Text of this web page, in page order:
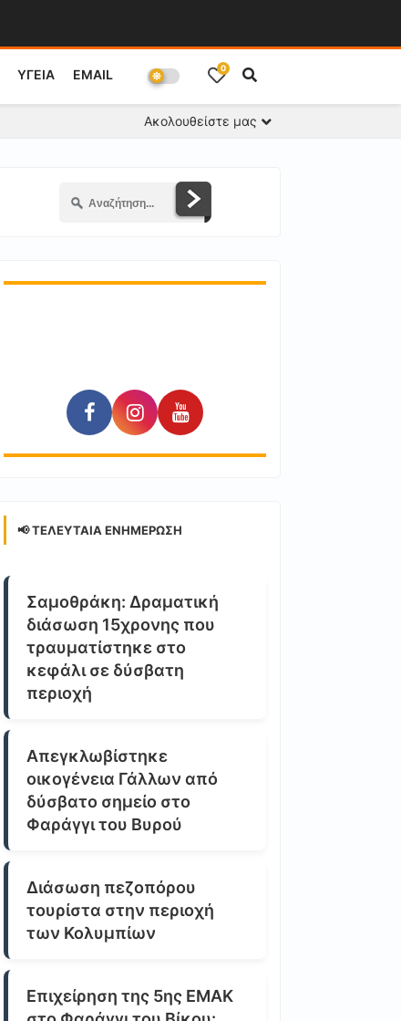
ΥΓΕΙΑ EMAIL 0
Ακολουθείστε μας
📢 ΤΕΛΕΥΤΑΊΑ ΕΝΗΜΈΡΩΣΗ
Σαμοθράκη: Δραματική
διάσωση 15χρονης που
τραυματίστηκε στο
κεφάλι σε δύσβατη
περιοχή
Απεγκλωβίστηκε
οικογένεια Γάλλων από
δύσβατο σημείο στο
Φαράγγι του Βυρού
Διάσωση πεζοπόρου
τουρίστα στην περιοχή
των Κολυμπίων
Επιχείρηση της 5ης ΕΜΑΚ